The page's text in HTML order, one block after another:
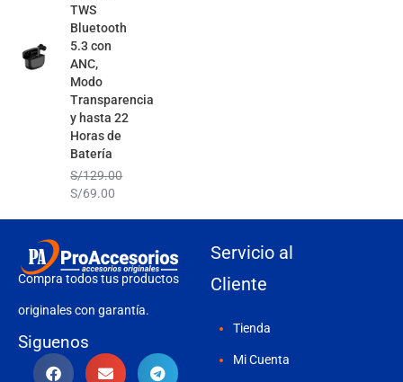
TWS
Bluetooth
5.3 con
ANC,
Modo
Transparencia
y hasta 22
Horas de
Batería
S/129.00
S/69.00
Compra todos tus productos
originales con garantía.
Siguenos
Servicio al
Cliente
Tienda
Mi Cuenta